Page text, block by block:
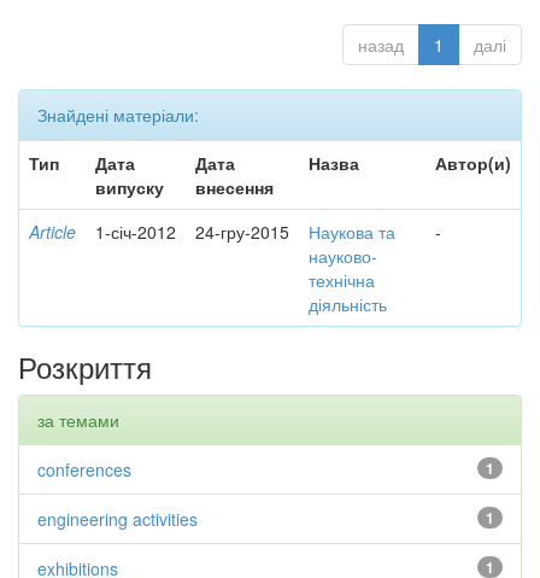
назад 1 далі
Знайдені матеріали:
Тип
Дата
випуску
Дата
внесення
Назва Автор(и)
Article 1-січ-2012 24-гру-2015
Наукова та
науково-
технічна
діяльність
-
Розкриття
за темами
1
conferences
1
engineering activities
1
exhibitions